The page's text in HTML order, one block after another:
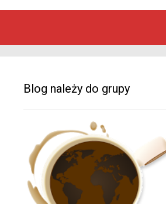
Blog należy do grupy